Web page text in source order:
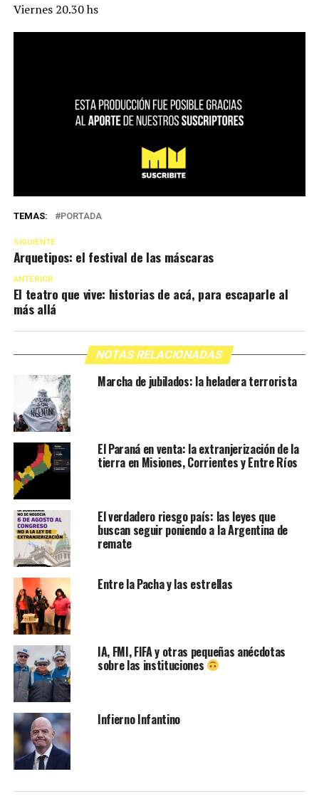
Viernes 20.30 hs
TEMAS: PORTADA
SIGUIENTE
Arquetipos: el festival de las máscaras
ANTERIOR
El teatro que vive: historias de acá, para escaparle al
más allá
NOTAS RELACIONADAS
Marcha de jubilados: la heladera terrorista
El Paraná en venta: la extranjerización de la
tierra en Misiones, Corrientes y Entre Ríos
El verdadero riesgo país: las leyes que
buscan seguir poniendo a la Argentina de
remate
Entre la Pacha y las estrellas
IA, FMI, FIFA y otras pequeñas anécdotas
sobre las instituciones
Infierno Infantino